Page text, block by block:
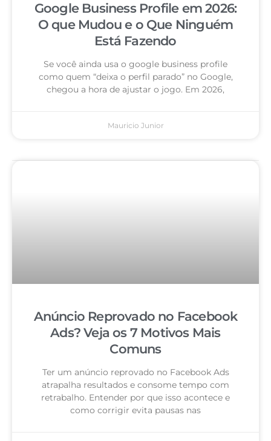
Google Business Profile em 2026:
O que Mudou e o Que Ninguém
Está Fazendo
Se você ainda usa o google business profile
como quem “deixa o perfil parado” no Google,
chegou a hora de ajustar o jogo. Em 2026,
Mauricio Junior
Anúncio Reprovado no Facebook
Ads? Veja os 7 Motivos Mais
Comuns
Ter um anúncio reprovado no Facebook Ads
atrapalha resultados e consome tempo com
retrabalho. Entender por que isso acontece e
como corrigir evita pausas nas